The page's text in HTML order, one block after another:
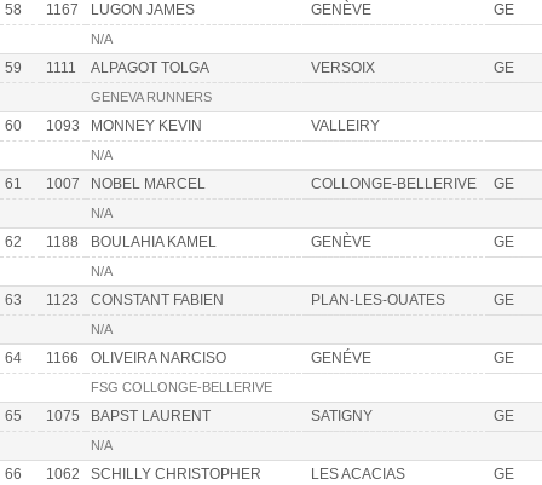
58 1167 LUGON JAMES GENÈVE GE
N/A
59 1111 ALPAGOT TOLGA VERSOIX GE
GENEVA RUNNERS
60 1093 MONNEY KEVIN VALLEIRY
N/A
61 1007 NOBEL MARCEL COLLONGE-BELLERIVE GE
N/A
62 1188 BOULAHIA KAMEL GENÈVE GE
N/A
63 1123 CONSTANT FABIEN PLAN-LES-OUATES GE
N/A
64 1166 OLIVEIRA NARCISO GENÉVE GE
FSG COLLONGE-BELLERIVE
65 1075 BAPST LAURENT SATIGNY GE
N/A
66 1062 SCHILLY CHRISTOPHER LES ACACIAS GE